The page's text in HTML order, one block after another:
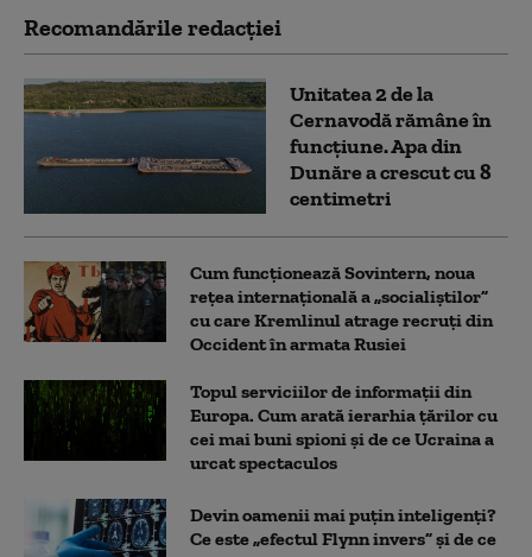
Recomandările redacţiei
Unitatea 2 de la
Cernavodă rămâne în
funcțiune. Apa din
Dunăre a crescut cu 8
centimetri
Cum funcționează Sovintern, noua
rețea internațională a „socialiștilor”
cu care Kremlinul atrage recruți din
Occident în armata Rusiei
Topul serviciilor de informații din
Europa. Cum arată ierarhia țărilor cu
cei mai buni spioni și de ce Ucraina a
urcat spectaculos
Devin oamenii mai puțin inteligenți?
Ce este „efectul Flynn invers” și de ce